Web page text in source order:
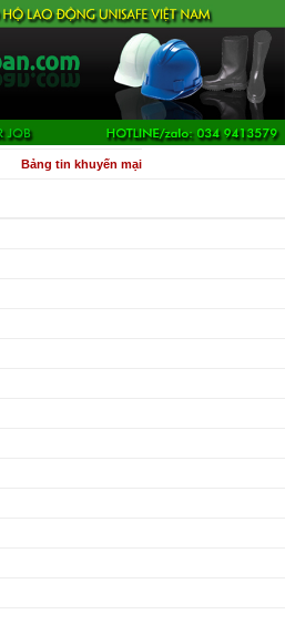
Bảng tin khuyến mại